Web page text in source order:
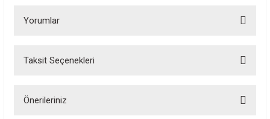
Yorumlar
Taksit Seçenekleri
Önerileriniz